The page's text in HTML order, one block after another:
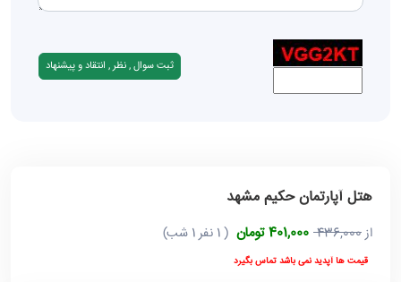
هتل آپارتمان حکیم مشهد
از436,000 401,000 تومان ( 1 نفر 1 شب)
قیمت ها آپدید نمی باشد تماس بگیرد